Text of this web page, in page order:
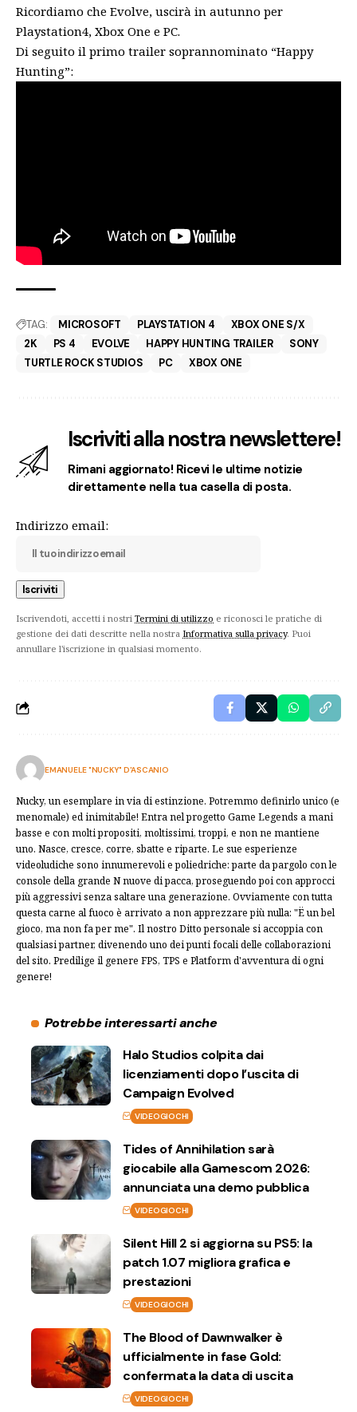
Ricordiamo che Evolve, uscirà in autunno per
Playstation4, Xbox One e PC.
Di seguito il primo trailer soprannominato “Happy
Hunting”:
TAG: MICROSOFT PLAYSTATION 4
XBOX ONE S/X
2K
PS 4 EVOLVE HAPPY HUNTING TRAILER
SONY
TURTLE ROCK STUDIOS
PC XBOX ONE
Iscriviti alla nostra newslettere!
Rimani aggiornato! Ricevi le ultime notizie
direttamente nella tua casella di posta.
Indirizzo email:
Iscrivendoti, accetti i nostri Termini di utilizzo e riconosci le pratiche di
gestione dei dati descritte nella nostra Informativa sulla privacy. Puoi
annullare l'iscrizione in qualsiasi momento.
EMANUELE "NUCKY" D'ASCANIO
Nucky, un esemplare in via di estinzione. Potremmo definirlo unico (e
menomale) ed inimitabile! Entra nel progetto Game Legends a mani
basse e con molti propositi, moltissimi, troppi, e non ne mantiene
uno. Nasce, cresce, corre, sbatte e riparte. Le sue esperienze
videoludiche sono innumerevoli e poliedriche: parte da pargolo con le
console della grande N nuove di pacca, proseguendo poi con approcci
più aggressivi senza saltare una generazione. Ovviamente con tutta
questa carne al fuoco è arrivato a non apprezzare più nulla: "Ë un bel
gioco, ma non fa per me". Il nostro Ditto personale si accoppia con
qualsiasi partner, divenendo uno dei punti focali delle collaborazioni
del sito. Predilige il genere FPS, TPS e Platform d'avventura di ogni
genere!
Potrebbe interessarti anche
Halo Studios colpita dai
licenziamenti dopo l’uscita di
Campaign Evolved
VIDEOGIOCHI
Tides of Annihilation sarà
giocabile alla Gamescom 2026:
annunciata una demo pubblica
VIDEOGIOCHI
Silent Hill 2 si aggiorna su PS5: la
patch 1.07 migliora grafica e
prestazioni
VIDEOGIOCHI
The Blood of Dawnwalker è
ufficialmente in fase Gold:
confermata la data di uscita
VIDEOGIOCHI